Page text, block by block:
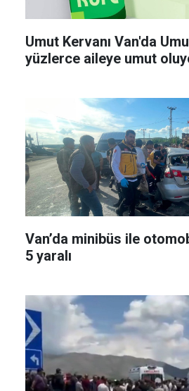
Umut Kervanı Van'da
yüzlerce aileye umut
Van’da minibüs ile
5 yaralı